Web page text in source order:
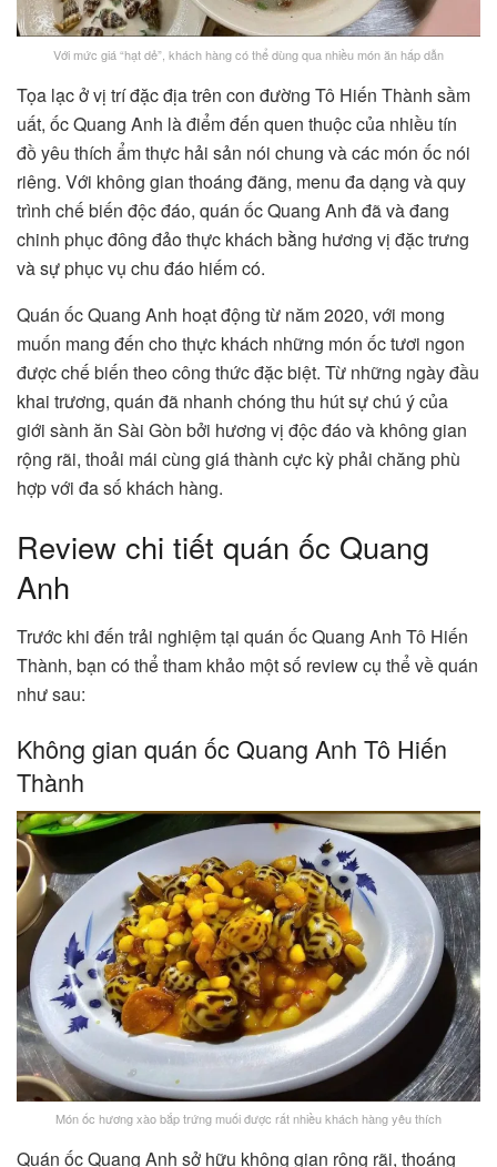
Với mức giá “hạt dẻ”, khách hàng có thể dùng qua nhiều món ăn hấp dẫn
Tọa lạc ở vị trí đặc địa trên con đường Tô Hiến Thành sầm
uất, ốc Quang Anh là điểm đến quen thuộc của nhiều tín
đồ yêu thích ẩm thực hải sản nói chung và các món ốc nói
riêng. Với không gian thoáng đãng, menu đa dạng và quy
trình chế biến độc đáo, quán ốc Quang Anh đã và đang
chinh phục đông đảo thực khách bằng hương vị đặc trưng
và sự phục vụ chu đáo hiếm có.
Quán ốc Quang Anh hoạt động từ năm 2020, với mong
muốn mang đến cho thực khách những món ốc tươi ngon
được chế biến theo công thức đặc biệt. Từ những ngày đầu
khai trương, quán đã nhanh chóng thu hút sự chú ý của
giới sành ăn Sài Gòn bởi hương vị độc đáo và không gian
rộng rãi, thoải mái cùng giá thành cực kỳ phải chăng phù
hợp với đa số khách hàng.
Review chi tiết quán ốc Quang
Anh
Trước khi đến trải nghiệm tại quán ốc Quang Anh Tô Hiến
Thành, bạn có thể tham khảo một số review cụ thể về quán
như sau:
Không gian quán ốc Quang Anh Tô Hiến
Thành
Món ốc hương xào bắp trứng muối được rất nhiều khách hàng yêu thích
Quán ốc Quang Anh sở hữu không gian rộng rãi, thoáng